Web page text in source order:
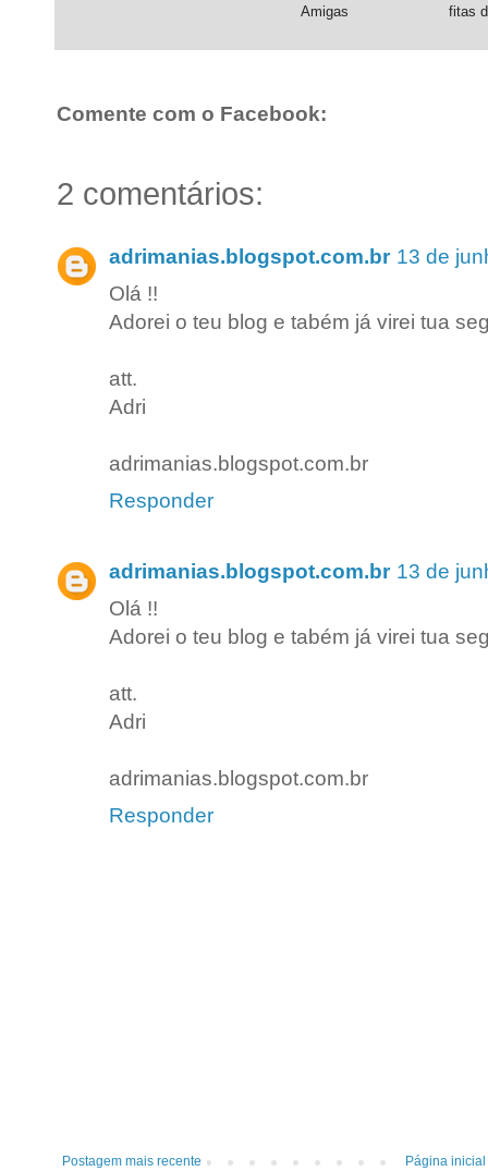
Amigas
fitas
Comente com o Facebook:
2 comentários:
adrimanias.blogspot.com.br 13 de
Olá !!
Adorei o teu blog e tabém já virei tua
att.
Adri
adrimanias.blogspot.com.br
Responder
adrimanias.blogspot.com.br 13 de
Olá !!
Adorei o teu blog e tabém já virei tua
att.
Adri
adrimanias.blogspot.com.br
Responder
Postagem mais recente Página inicial